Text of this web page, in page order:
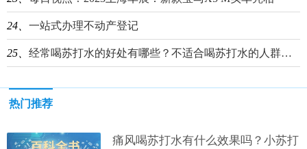
24、 一站式办理不动产登记
25、 经常喝苏打水的好处有哪些？不适合喝苏打水的人群介绍
热门推荐
痛风喝苏打水有什么效果吗？小苏打